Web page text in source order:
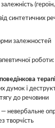
синтетичних
залежностей
роботи:
думок і
до речовини
— невербальне
творчість